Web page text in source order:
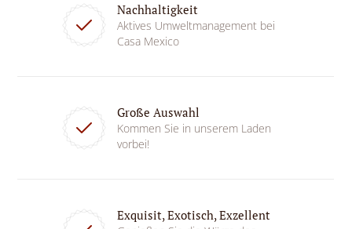
Nachhaltigkeit
Aktives Umweltmanagement bei
Casa Mexico
Große Auswahl
Kommen Sie in unserem Laden
vorbei!
Exquisit, Exotisch, Exzellent